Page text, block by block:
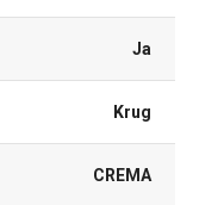
Ja
Krug
CREMA